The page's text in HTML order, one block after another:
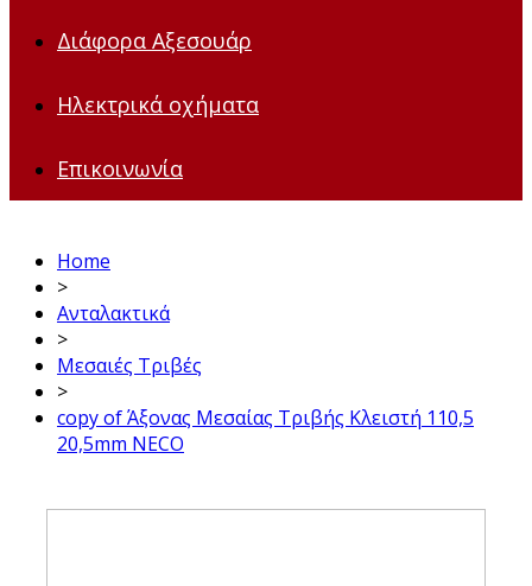
Διάφορα Αξεσουάρ
Ηλεκτρικά οχήματα
Επικοινωνία
Home
>
Ανταλακτικά
>
Μεσαιές Τριβές
>
copy of Άξονας Μεσαίας Τριβής Κλειστή 110,5
20,5mm NECO